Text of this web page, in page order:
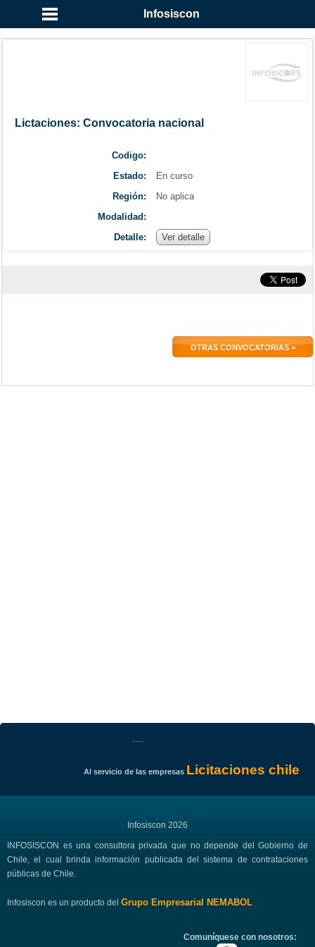
Infosiscon
Lictaciones: Convocatoria nacional
Codigo:
Estado:
En curso
Región:
No aplica
Modalidad:
Detalle:
Ver detalle
OTRAS CONVOCATORIAS >
Al servicio de las empresas Licitaciones chile
Infosiscon 2026
INFOSISCON es una consultora privada que no depende del Gobierno de
Chile, el cual brinda información publicada del sistema de contrataciones
públicas de Chile.
Infosiscon es un producto del Grupo Empresarial NEMABOL
Comuníquese con nosotros: